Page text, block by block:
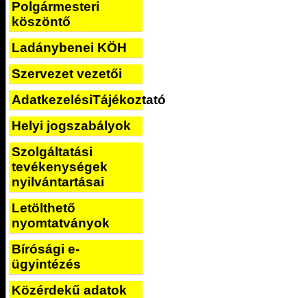
Polgármesteri
köszöntő
Ladánybenei KÖH
Szervezet vezetői
AdatkezelésiTájékoztató
Helyi jogszabályok
Szolgáltatási
tevékenységek
nyilvántartásai
Letölthető
nyomtatványok
Bírósági e-
ügyintézés
Közérdekű adatok